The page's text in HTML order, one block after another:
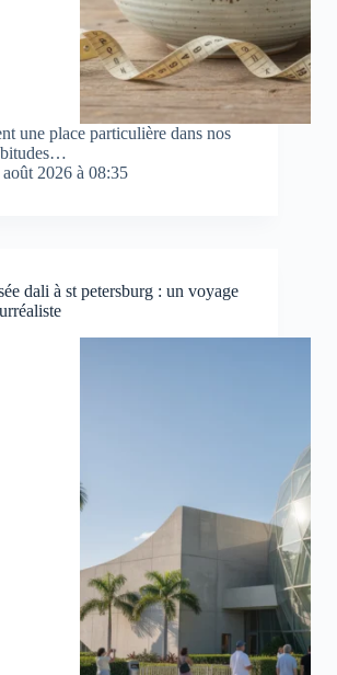
une place particulière dans nos
août 2026 à 08:35
dali à st petersburg : un voyage